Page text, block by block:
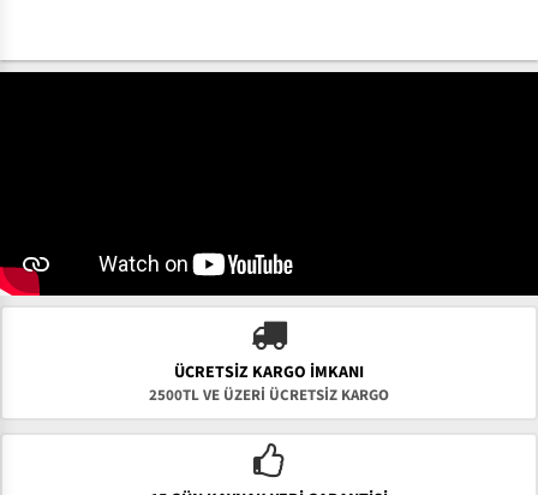
ÜCRETSIZ KARGO İMKANI
2500TL VE ÜZERİ ÜCRETSİZ KARGO